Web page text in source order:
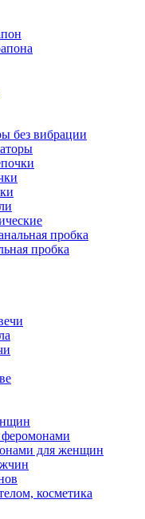
без вибрации
пробка
пробка
для женщин
косметика